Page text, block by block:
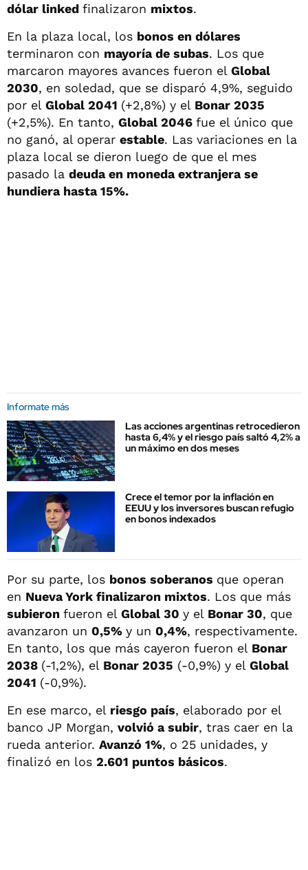
dólar linked finalizaron mixtos.
En la plaza local, los bonos en dólares
terminaron con mayoría de subas. Los que
marcaron mayores avances fueron el Global
2030, en soledad, que se disparó 4,9%, seguido
por el Global 2041 (+2,8%) y el Bonar 2035
(+2,5%). En tanto, Global 2046 fue el único que
no ganó, al operar estable. Las variaciones en la
plaza local se dieron luego de que el mes
pasado la deuda en moneda extranjera se
hundiera hasta 15%.
Informate más
Las acciones argentinas retrocedieron
hasta 6,4% y el riesgo país saltó 4,2% a
un máximo en dos meses
Crece el temor por la inflación en
EEUU y los inversores buscan refugio
en bonos indexados
Por su parte, los bonos soberanos que operan
en Nueva York finalizaron mixtos. Los que más
subieron fueron el Global 30 y el Bonar 30, que
avanzaron un 0,5% y un 0,4%, respectivamente.
En tanto, los que más cayeron fueron el Bonar
2038 (-1,2%), el Bonar 2035 (-0,9%) y el Global
2041 (-0,9%).
En ese marco, el riesgo país, elaborado por el
banco JP Morgan, volvió a subir, tras caer en la
rueda anterior. Avanzó 1%, o 25 unidades, y
finalizó en los 2.601 puntos básicos.